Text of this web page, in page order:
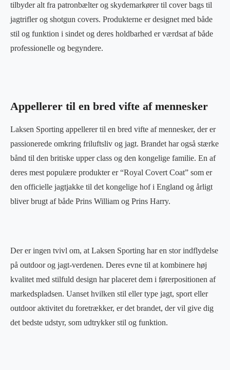
tilbyder alt fra patronbælter og skydemarkører til cover bags til
jagtrifler og shotgun covers. Produkterne er designet med både
stil og funktion i sindet og deres holdbarhed er værdsat af både
professionelle og begyndere.
Appellerer til en bred vifte af mennesker
Laksen Sporting appellerer til en bred vifte af mennesker, der er
passionerede omkring friluftsliv og jagt. Brandet har også stærke
bånd til den britiske upper class og den kongelige familie. En af
deres mest populære produkter er “Royal Covert Coat” som er
den officielle jagtjakke til det kongelige hof i England og årligt
bliver brugt af både Prins William og Prins Harry.
Der er ingen tvivl om, at Laksen Sporting har en stor indflydelse
på outdoor og jagt-verdenen. Deres evne til at kombinere høj
kvalitet med stilfuld design har placeret dem i førerpositionen af
markedspladsen. Uanset hvilken stil eller type jagt, sport eller
outdoor aktivitet du foretrækker, er det brandet, der vil give dig
det bedste udstyr, som udtrykker stil og funktion.